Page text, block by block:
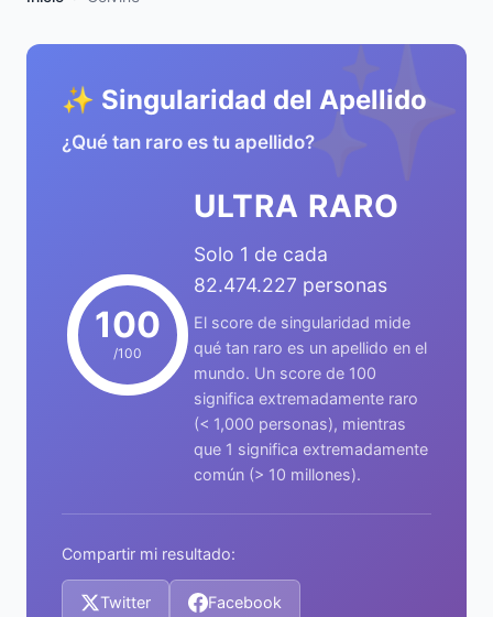
✨
✨ Singularidad del Apellido
¿Qué tan raro es tu apellido?
100
/100
ULTRA RARO
Solo 1 de cada
82.474.227 personas
El score de singularidad mide
qué tan raro es un apellido en el
mundo. Un score de 100
significa extremadamente raro
(< 1,000 personas), mientras
que 1 significa extremadamente
común (> 10 millones).
Compartir mi resultado:
Twitter Facebook